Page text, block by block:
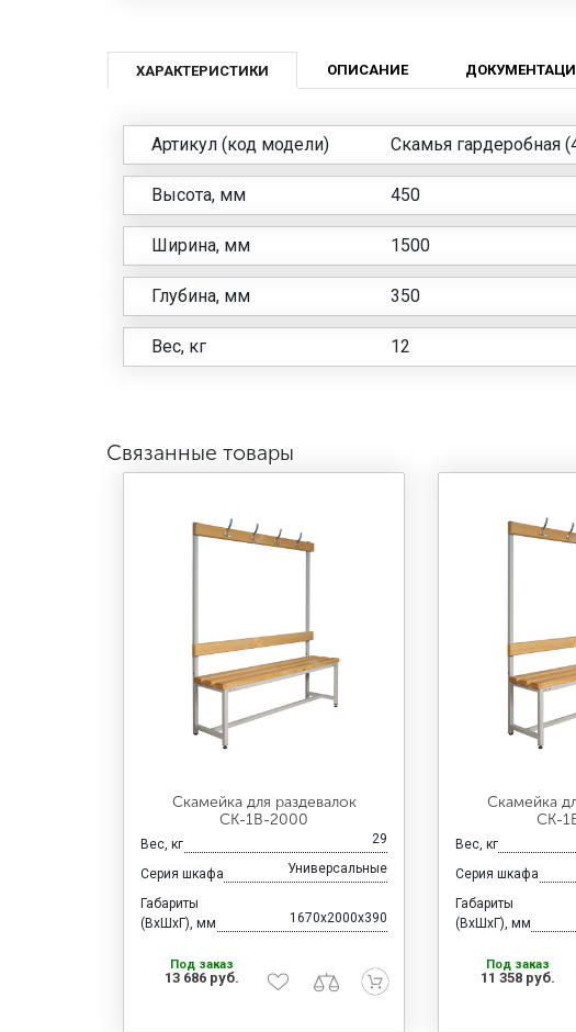
ХАРАКТЕРИСТИКИ ОПИСАНИЕ
Артикул (код модели) Скамья гардеробная
Высота, мм 450
Ширина, мм 1500
Глубина, мм 350
Вес, кг 12
Связанные товары
Скамейка для раздевалок
CК-1В-2000
Вес, кг 29
Серия шкафа Универсальные
Габариты
(ВхШхГ), мм
1670x2000x390
Под заказ
13 686 руб.
Скамейка
CК-
Вес, кг
Серия шкафа
Габариты
(ВхШхГ), мм
Под заказ
11 358 руб.